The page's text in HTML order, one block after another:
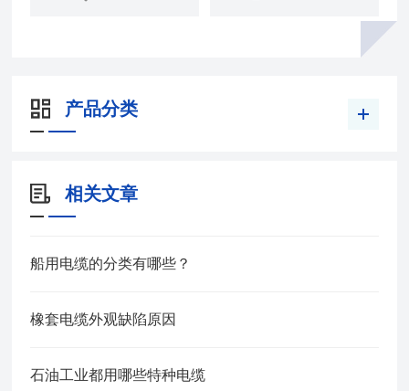
产品分类
相关文章
船用电缆的分类有哪些？
橡套电缆外观缺陷原因
石油工业都用哪些特种电缆